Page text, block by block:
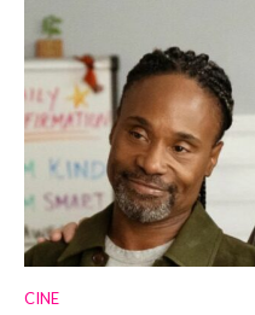
CINE